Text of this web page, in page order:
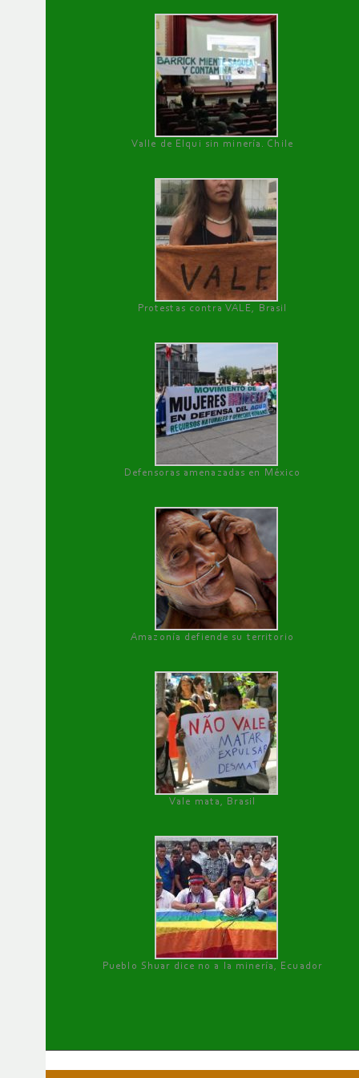
Valle de Elqui sin minería. Chile
Protestas contra VALE, Brasil
Defensoras amenazadas en México
Amazonía defiende su territorio
Vale mata, Brasil
Pueblo Shuar dice no a la minería, Ecuador